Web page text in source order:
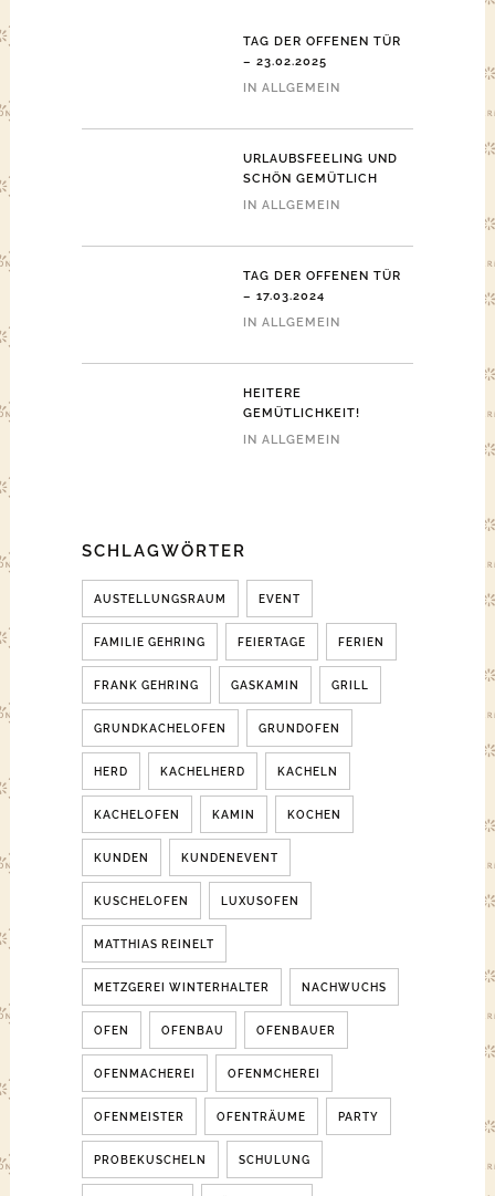
TAG DER OFFENEN TÜR
– 23.02.2025
IN ALLGEMEIN
URLAUBSFEELING UND
SCHÖN GEMÜTLICH
IN ALLGEMEIN
TAG DER OFFENEN TÜR
– 17.03.2024
IN ALLGEMEIN
HEITERE
GEMÜTLICHKEIT!
IN ALLGEMEIN
SCHLAGWÖRTER
AUSTELLUNGSRAUM EVENT
FAMILIE GEHRING FEIERTAGE FERIEN
FRANK GEHRING GASKAMIN GRILL
GRUNDKACHELOFEN GRUNDOFEN
HERD KACHELHERD KACHELN
KACHELOFEN KAMIN KOCHEN
KUNDEN KUNDENEVENT
KUSCHELOFEN LUXUSOFEN
MATTHIAS REINELT
METZGEREI WINTERHALTER NACHWUCHS
OFEN OFENBAU OFENBAUER
OFENMACHEREI OFENMCHEREI
OFENMEISTER OFENTRÄUME PARTY
PROBEKUSCHELN SCHULUNG